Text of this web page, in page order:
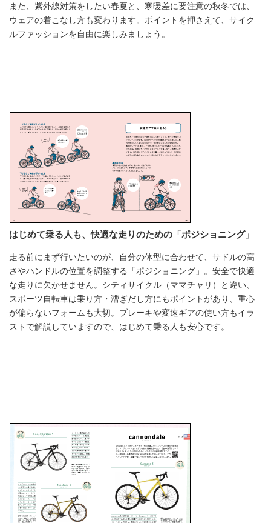
また、紫外線対策をしたい春夏と、寒暖差に要注意の秋冬では、
ウェアの着こなし方も変わります。ポイントを押さえて、サイク
ルファッションを自由に楽しみましょう。
はじめて乗る人も、快適な走りのための「ポジショニング」
走る前にまず行いたいのが、自分の体型に合わせて、サドルの高
さやハンドルの位置を調整する「ポジショニング」。安全で快適
な走りに欠かせません。シティサイクル（ママチャリ）と違い、
スポーツ自転車は乗り方・漕ぎだし方にもポイントがあり、重心
が偏らないフォームも大切。ブレーキや変速ギアの使い方もイラ
ストで解説していますので、はじめて乗る人も安心です。